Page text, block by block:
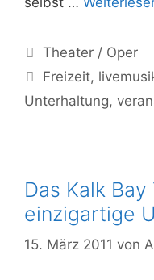
Kategorien
Theater / Oper
Schlagwörter
Freizeit,
Unterhaltung,
Das Kalk
einzigartige
15. März 2011 von